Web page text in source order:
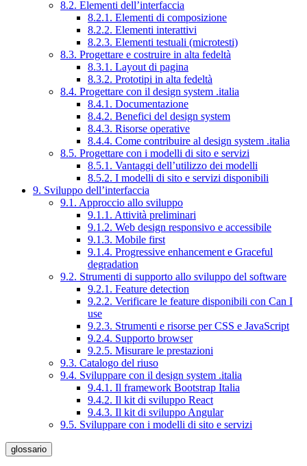
8.2. Elementi dell’interfaccia
8.2.1. Elementi di composizione
8.2.2. Elementi interattivi
8.2.3. Elementi testuali (microtesti)
8.3. Progettare e costruire in alta fedeltà
8.3.1. Layout di pagina
8.3.2. Prototipi in alta fedeltà
8.4. Progettare con il design system .italia
8.4.1. Documentazione
8.4.2. Benefici del design system
8.4.3. Risorse operative
8.4.4. Come contribuire al design system .italia
8.5. Progettare con i modelli di sito e servizi
8.5.1. Vantaggi dell’utilizzo dei modelli
8.5.2. I modelli di sito e servizi disponibili
9. Sviluppo dell’interfaccia
9.1. Approccio allo sviluppo
9.1.1. Attività preliminari
9.1.2. Web design responsivo e accessibile
9.1.3. Mobile first
9.1.4. Progressive enhancement e Graceful
degradation
9.2. Strumenti di supporto allo sviluppo del software
9.2.1. Feature detection
9.2.2. Verificare le feature disponibili con Can I
use
9.2.3. Strumenti e risorse per CSS e JavaScript
9.2.4. Supporto browser
9.2.5. Misurare le prestazioni
9.3. Catalogo del riuso
9.4. Sviluppare con il design system .italia
9.4.1. Il framework Bootstrap Italia
9.4.2. Il kit di sviluppo React
9.4.3. Il kit di sviluppo Angular
9.5. Sviluppare con i modelli di sito e servizi
glossario